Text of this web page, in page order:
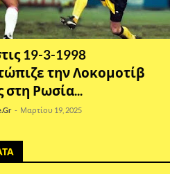
19-3-1998
την Λοκομοτίβ
στη Ρωσία...
- Μαρτίου 19, 2025